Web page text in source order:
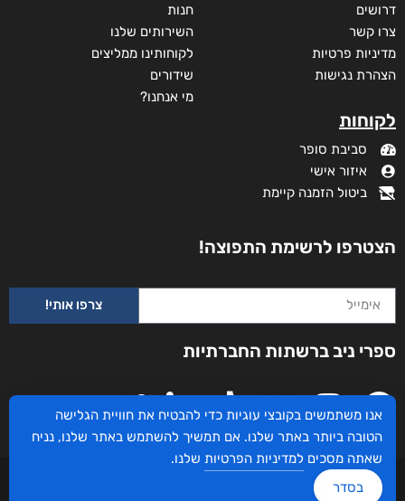
דרושים
צרו קשר
מדיניות פרטיות
הצהרת נגישות
לקוחות
סביבת סופר
איזור אישי
ביטול הזמנה קיימת
חנות
השירותים שלנו
לקוחותינו ממליצים
שידורים
מי אנחנו?
הצטרפו לרשימת התפוצה!
צרפו אותי!
ספרי ניב ברשתות החברתיות
עיצוב ובניית האתר: ספרי ניב © כל הזכויות שמורות. בוקסאי טכנולוגיות בע"מ שד אבא
אנו משתמשים בקובצי עוגיות כדי להבטיח את חוויית הגלישה
הטובה ביותר באתר שלנו. אם תמשיך להשתמש באתר שלנו, נניח
שאתה מסכים למדיניות הפרטיות שלנו.
בסדר